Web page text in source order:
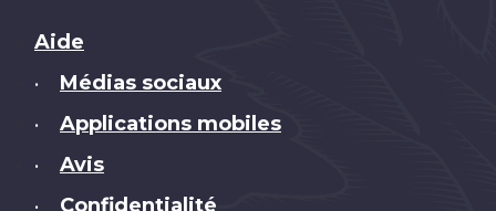
Brand
Aide
• Médias sociaux
• Applications mobiles
• Avis
• Confidentialité